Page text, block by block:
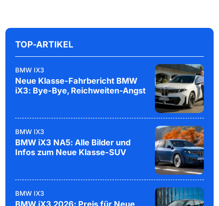
TOP-ARTIKEL
BMW IX3
Neue Klasse-Fahrbericht BMW
iX3: Bye-Bye, Reichweiten-Angst
BMW IX3
BMW iX3 NA5: Alle Bilder und
Infos zum Neue Klasse-SUV
BMW IX3